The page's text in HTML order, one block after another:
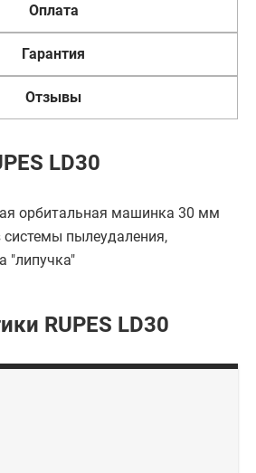
Оплата
Гарантия
Отзывы
LD30
орбитальная машинка 30 мм
пылеудаления,
"липучка"
RUPES LD30